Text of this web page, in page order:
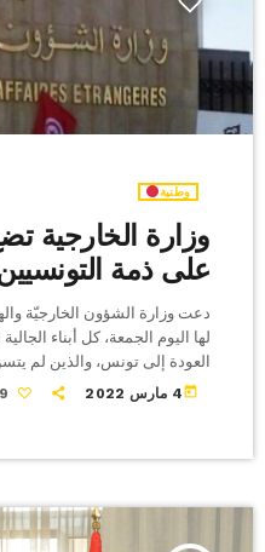
وطنية
وزارة الخارجية
على ذمة
دعت وزارة الشؤون الخارجيّة
لها اليوم الجمعة، كل أبناء
العودة إلى تونس، والذين لم
الاوضاع الميدانية، الى الاتصال
في بلاغ لها أمس الخميس، كل
today4 مارس 2022